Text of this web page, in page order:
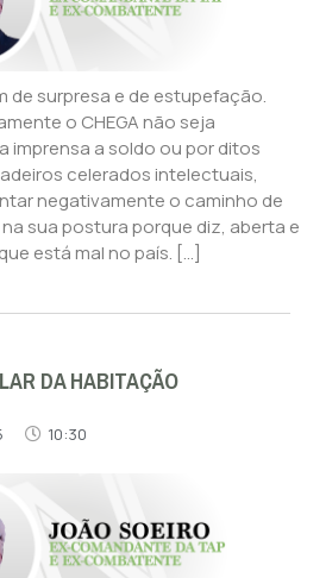
de surpresa e de estupefação.
o CHEGA não seja
imprensa a soldo ou por ditos
celerados intelectuais,
negativamente o caminho de
sua postura porque diz, aberta e
está mal no país. […]
DA HABITAÇÃO
10:30